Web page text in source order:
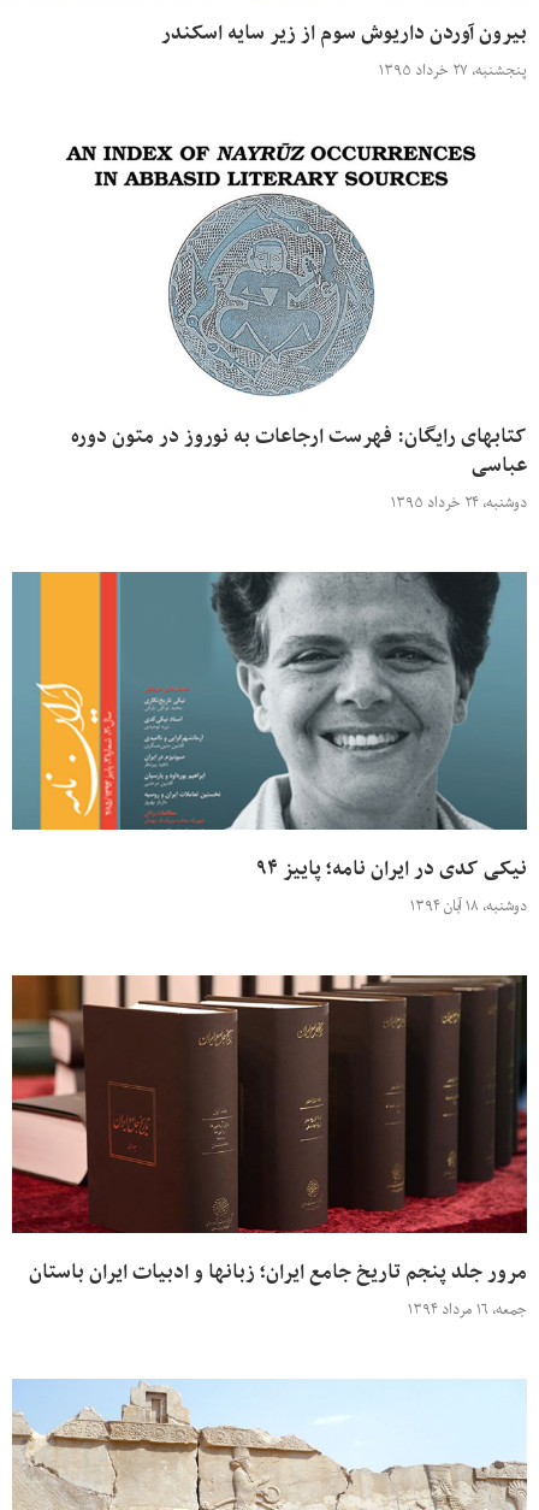
بیرون آوردن داریوش سوم از زیر سایه اسکندر
پنجشنبه، ۲۷ خرداد ۱۳۹۵
کتابهای رایگان: فهرست ارجاعات به نوروز در متون دوره
عباسی
دوشنبه، ۲۴ خرداد ۱۳۹۵
نیکی کدی در ایران نامه؛ پاییز ۹۴
دوشنبه، ۱۸ آبان ۱۳۹۴
مرور جلد پنجم تاریخ جامع ایران؛ زبانها و ادبیات ایران باستان
جمعه، ۱۶ مرداد ۱۳۹۴